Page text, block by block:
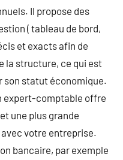
Il propose des
( tableau de bord,
et exacts afin de
la structure, ce qui est
son statut économique.
expert-comptable offre
une plus grande
votre entreprise.
bancaire, par exemple